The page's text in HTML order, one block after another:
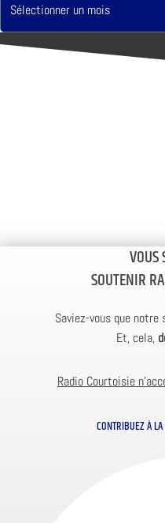
VOUS
SOUTENIR
Saviez-vous que
Et, cela,
Radio Courtoisie
CONTRIBUEZ À